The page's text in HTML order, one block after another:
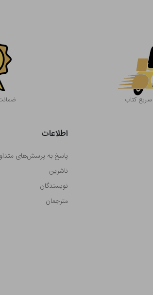
کتاب
اطلاعات
پاسخ به پرسش‌های
ناشرین
نویسندگان
مترجمان